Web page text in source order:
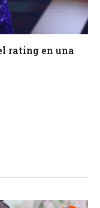
rating en una